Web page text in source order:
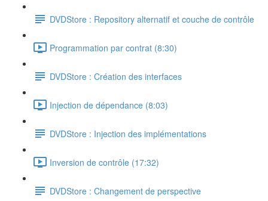
DVDStore : Repository alternatif et couche de contrôle
Programmation par contrat (8:30)
DVDStore : Création des interfaces
Injection de dépendance (8:03)
DVDStore : Injection des implémentations
Inversion de contrôle (17:32)
DVDStore : Changement de perspective